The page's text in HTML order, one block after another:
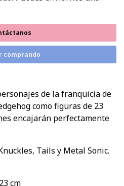
comprando
de la franquicia de
como figuras de 23
encajarán perfectamente
Tails y Metal Sonic.
cm